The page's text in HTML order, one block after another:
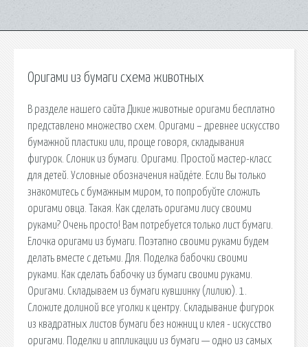
Оригами из бумаги схема животных
В разделе нашего сайта Дикие животные оригами бесплатно
представлено множество схем. Оригами – древнее искусство
бумажной пластики или, проще говоря, складывания
фигурок. Слоник из бумаги. Оригами. Простой мастер-класс
для детей. Условные обозначения найдёте. Если Вы только
знакомитесь с бумажным миром, то попробуйте сложить
оригами овца. Такая. Как сделать оригами лису своими
руками? Очень просто! Вам потребуется только лист бумаги.
Елочка оригами из бумаги. Поэтапно своими руками будем
делать вместе с детьми. Для. Поделка бабочки своими
руками. Как сделать бабочку из бумаги своими руками.
Оригами. Складываем из бумаги кувшинку (лилию). 1.
Сложите долиной все уголки к центру. Складывание фигурок
из квадратных листов бумаги без ножниц и клея - искусство
оригами. Поделки и аппликации из бумаги — одно из самых